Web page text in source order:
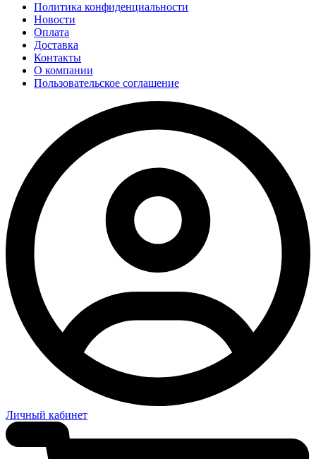
Политика конфиденциальности
Новости
Оплата
Доставка
Контакты
О компании
Пользовательское соглашение
Личный кабинет